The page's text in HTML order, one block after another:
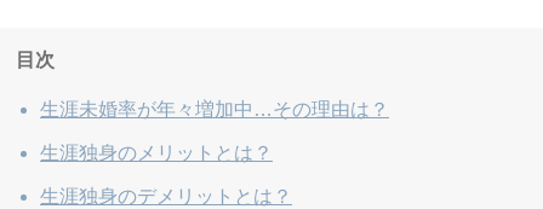
目次
生涯未婚率が年々増加中…その理由は？
生涯独身のメリットとは？
生涯独身のデメリットとは？